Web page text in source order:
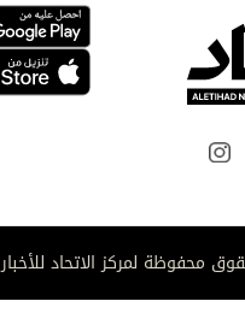
محفوظة لمركز الاتحاد للأخبار 2026©